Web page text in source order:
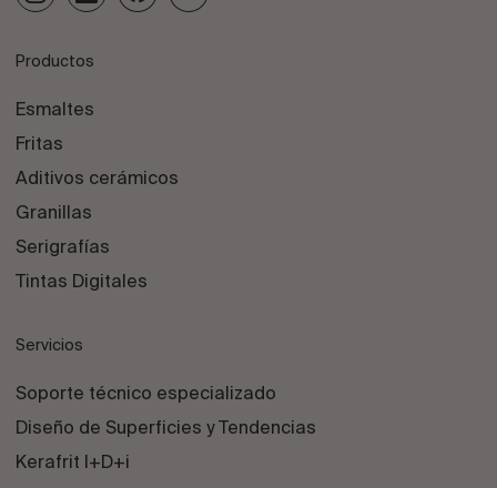
Productos
Esmaltes
Fritas
Aditivos cerámicos
Granillas
Serigrafías
Tintas Digitales
Servicios
Soporte técnico especializado
Diseño de Superficies y Tendencias
Kerafrit I+D+i